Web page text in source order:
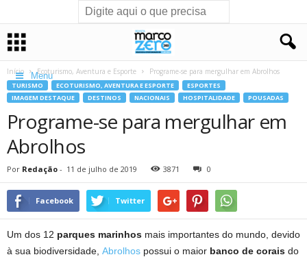
Menu
Início Ecoturismo, Aventura e Esporte Programe-se para mergulhar em Abrolhos
TURISMO ECOTURISMO, AVENTURA E ESPORTE
ESPORTES
IMAGEM DESTAQUE
DESTINOS NACIONAIS HOSPITALIDADE POUSADAS
Programe-se para mergulhar em
Abrolhos
Por Redação - 11 de julho de 2019 3871 0
Facebook Twitter
Um dos 12 parques marinhos mais importantes do mundo, devido
à sua biodiversidade, Abrolhos possui o maior banco de corais do